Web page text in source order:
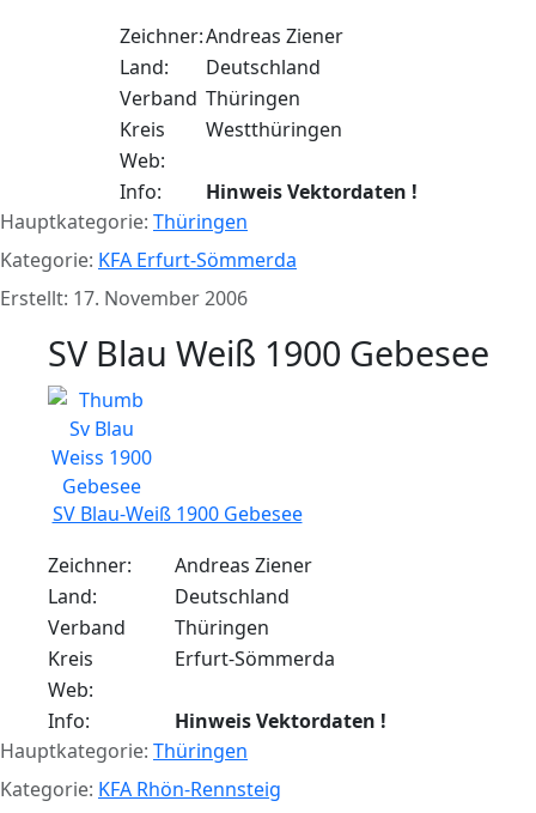
Zeichner:Andreas Ziener
Land:
Deutschland
Verband Thüringen
Kreis
Westthüringen
Web:
Info:
Hinweis Vektordaten !
Hauptkategorie: Thüringen
Kategorie: KFA Erfurt-Sömmerda
Erstellt: 17. November 2006
SV Blau Weiß 1900 Gebesee
SV Blau-Weiß 1900 Gebesee
Zeichner:
Andreas Ziener
Land:
Deutschland
Verband
Thüringen
Kreis
Erfurt-Sömmerda
Web:
Info:
Hinweis Vektordaten !
Hauptkategorie: Thüringen
Kategorie: KFA Rhön-Rennsteig